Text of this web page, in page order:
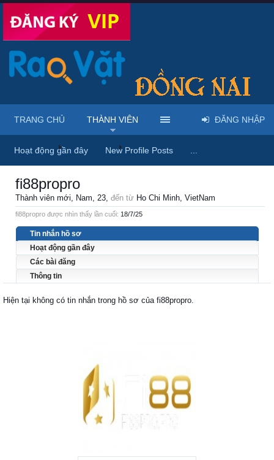
Trang chủ Thành viên fi88propro
fi88propro
Thành viên mới, Nam, 23, đến từ Ho Chi Minh, VietNam
fi88propro được nhìn thấy lần cuối: 18/7/25
Tin nhắn hồ sơ
Hoạt động gần đây
Các bài đăng
Thông tin
Hiện tại không có tin nhắn trong hồ sơ của fi88propro.
TRANG CHỦ THÀNH VIÊN
Hoạt động gần đây New Profile Posts
ĐĂNG NHẬP